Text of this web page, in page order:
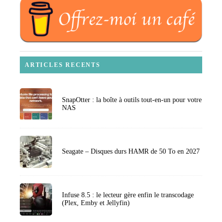
ARTICLES RECENTS
SnapOtter : la boîte à outils tout-en-un pour votre
NAS
Seagate – Disques durs HAMR de 50 To en 2027
Infuse 8.5 : le lecteur gère enfin le transcodage
(Plex, Emby et Jellyfin)